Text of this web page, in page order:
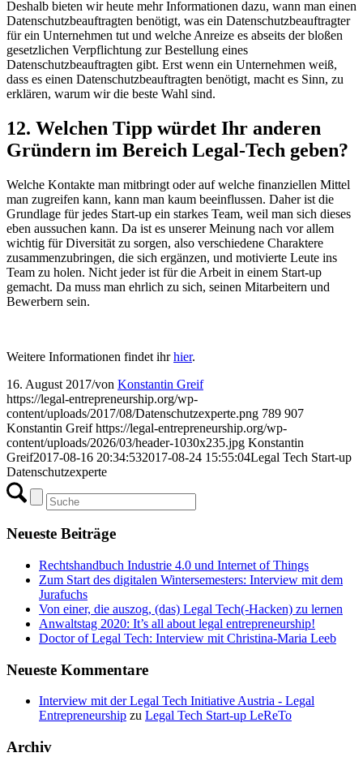
Deshalb bieten wir heute mehr Informationen dazu, wann man einen
Datenschutzbeauftragten benötigt, was ein Datenschutzbeauftragter
für ein Unternehmen tut und welche Anreize es abseits der bloßen
gesetzlichen Verpflichtung zur Bestellung eines
Datenschutzbeauftragten gibt. Erst wenn ein Unternehmen weiß,
dass es einen Datenschutzbeauftragten benötigt, macht es Sinn, zu
erklären, warum wir die beste Wahl sind.
12. Welchen Tipp würdet Ihr anderen
Gründern im Bereich Legal-Tech geben?
Welche Kontakte man mitbringt oder auf welche finanziellen Mittel
man zugreifen kann, kann man kaum beeinflussen. Daher ist die
Grundlage für jedes Start-up ein starkes Team, weil man sich dieses
eben aussuchen kann. Da ist es unserer Meinung nach vor allem
wichtig für Diversität zu sorgen, also verschiedene Charaktere
zusammenzubringen, die sich ergänzen, und motivierte Leute ins
Team zu holen. Nicht jeder ist für die Arbeit in einem Start-up
gemacht. Da muss man ehrlich zu sich, seinen Mitarbeitern und
Bewerbern sein.
Weitere Informationen findet ihrhier.
16. August 2017/von Konstantin Greif
https://legal-entrepreneurship.org/wp-
content/uploads/2017/08/Datenschutzexperte.png 789 907
Konstantin Greif https://legal-entrepreneurship.org/wp-
content/uploads/2026/03/header-1030x235.jpg Konstantin
Greif2017-08-16 20:34:532017-08-24 15:55:04Legal Tech Start-up
Datenschutzexperte
Neueste Beiträge
Rechtshandbuch Industrie 4.0 und Internet of Things
Zum Start des digitalen Wintersemesters: Interview mit dem
Jurafuchs
Von einer, die auszog, (das) Legal Tech(-Hacken) zu lernen
Anwaltstag 2020: It’s all about legal entrepreneurship!
Doctor of Legal Tech: Interview mit Christina-Maria Leeb
Neueste Kommentare
Interview mit der Legal Tech Initiative Austria - Legal
Entrepreneurship zu Legal Tech Start-up LeReTo
Archiv